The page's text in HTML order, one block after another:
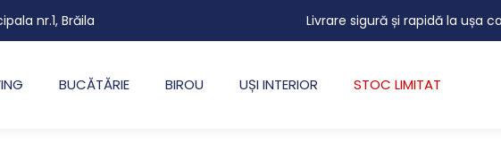
nr.1, Brăila Livrare sigură și rapidă la ușa
BUCĂTĂRIE BIROU UȘI INTERIOR STOC LIMITAT